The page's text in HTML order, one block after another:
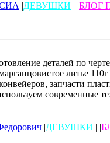
|ДЕВУШКИ | |БЛОГ
деталей по
литье
запчасти
современные
|ДЕВУШКИ | |